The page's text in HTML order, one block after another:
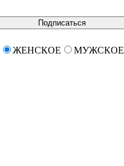
Подписаться
ЖЕНСКОЕ МУЖСКОЕ